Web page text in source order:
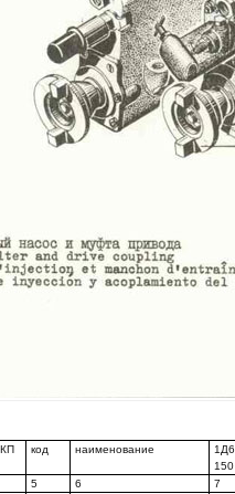
код наименование
1Д6
150
5 6
7